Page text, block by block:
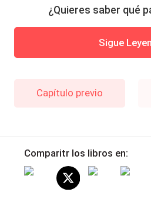
¿Quieres saber qué
Sigue
Capítulo previo
Comparitr los libros en: